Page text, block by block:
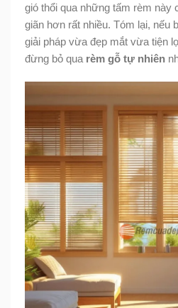
gió thổi qua những tấm rèm này
giãn hơn rất nhiều. Tóm lại, nếu
giải pháp vừa đẹp mắt vừa tiện
đừng bỏ qua rèm gỗ tự nhiên